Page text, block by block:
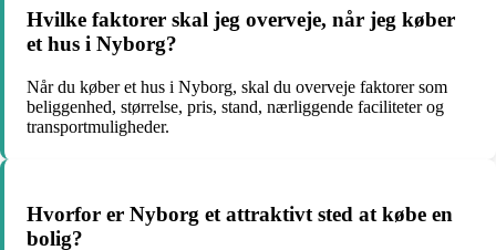
Hvilke faktorer skal jeg overveje, når jeg køber
et hus i Nyborg?
Når du køber et hus i Nyborg, skal du overveje faktorer som
beliggenhed, størrelse, pris, stand, nærliggende faciliteter og
transportmuligheder.
Hvorfor er Nyborg et attraktivt sted at købe en
bolig?